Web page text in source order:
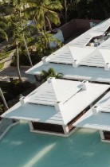
Sie